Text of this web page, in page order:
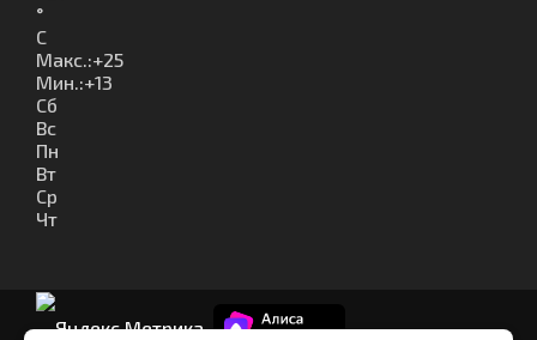
°
C
Макс.:+25
Мин.:+13
Сб
Вс
Пн
Вт
Ср
Чт